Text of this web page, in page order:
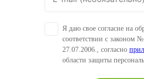
Я даю свое согласие на
соответствии с законом
27.07.2006., согласно
области защиты